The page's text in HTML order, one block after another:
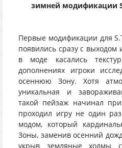
зимней модификации
Первые модификации для
появились сразу с
в моде касались
дополнениях игроки
осеннюю Зону. Хотя
уникальная и
такой пейзаж начинал
проходил игру не один
модом, который
Зоны, заменив осенний
укрыв земляные холмы